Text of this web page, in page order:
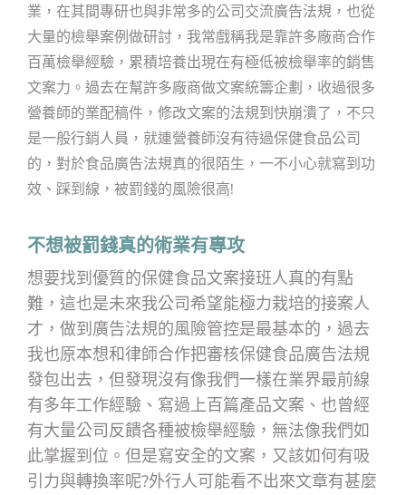
業，在其間專研也與非常多的公司交流廣告法規，也從
大量的檢舉案例做研討，我常戲稱我是靠許多廠商合作
百萬檢舉經驗，累積培養出現在有極低被檢舉率的銷售
文案力。過去在幫許多廠商做文案統籌企劃，收過很多
營養師的業配稿件，修改文案的法規到快崩潰了，不只
是一般行銷人員，就連營養師沒有待過保健食品公司
的，對於食品廣告法規真的很陌生，一不小心就寫到功
效、踩到線，被罰錢的風險很高!
不想被罰錢真的術業有專攻
想要找到優質的保健食品文案接班人真的有點
難，這也是未來我公司希望能極力栽培的接案人
才，做到廣告法規的風險管控是最基本的，過去
我也原本想和律師合作把審核保健食品廣告法規
發包出去，但發現沒有像我們一樣在業界最前線
有多年工作經驗、寫過上百篇產品文案、也曾經
有大量公司反饋各種被檢舉經驗，無法像我們如
此掌握到位。但是寫安全的文案，又該如何有吸
引力與轉換率呢?外行人可能看不出來文章有甚麼